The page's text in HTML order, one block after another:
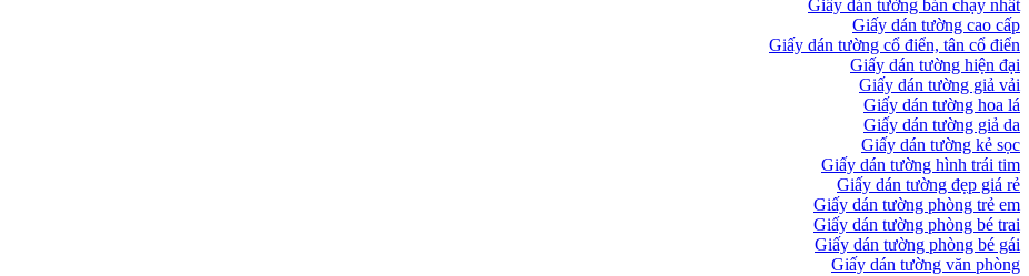
Giấy dán tường bán chạy nhất
Giấy dán tường cao cấp
Giấy dán tường cổ điển, tân cổ điển
Giấy dán tường hiện đại
Giấy dán tường giả vải
Giấy dán tường hoa lá
Giấy dán tường giả da
Giấy dán tường kẻ sọc
Giấy dán tường hình trái tim
Giấy dán tường đẹp giá rẻ
Giấy dán tường phòng trẻ em
Giấy dán tường phòng bé trai
Giấy dán tường phòng bé gái
Giấy dán tường văn phòng